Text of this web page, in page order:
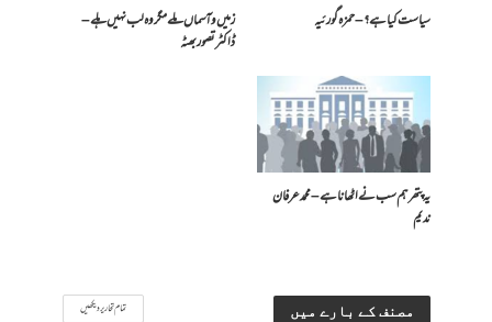
سیاست کیا ہے ؟ – حمزہ گورئیہ
زمیں و آسماں ملے مگر وہ لب نہیں ہلے –
ڈاکٹر تصور بھٹہ
یہ پتھر ہم سب نے اٹھانا ہے – محمد عرفان
ندیم
مصنف کے بارے میں تمام تحاریر دیکھیں